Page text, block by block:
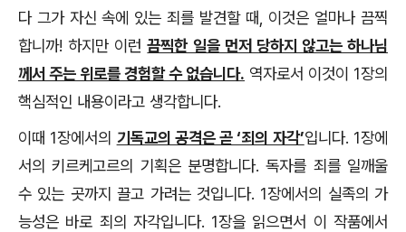
다 그가 자신 속에 있는 죄를 발견할 때, 이것은 얼마나 끔찍
합니까! 하지만 이런 끔찍한 일을 먼저 당하지 않고는 하나님
께서 주는 위로를 경험할 수 없습니다. 역자로서 이것이 1장의
핵심적인 내용이라고 생각합니다.
이때 1장에서의 기독교의 공격은 곧 ‘죄의 자각’입니다. 1장에
서의 키르케고르의 기획은 분명합니다. 독자를 죄를 일깨울
수 있는 곳까지 끌고 가려는 것입니다. 1장에서의 실족의 가
능성은 바로 죄의 자각입니다. 1장을 읽으면서 이 작품에서